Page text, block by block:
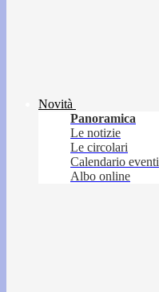
Novità
Panoramica
Le notizie
Le circolari
Calendario eventi
Albo online